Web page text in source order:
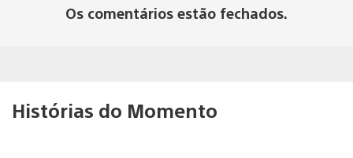
Os comentários estão fechados.
Histórias do Momento